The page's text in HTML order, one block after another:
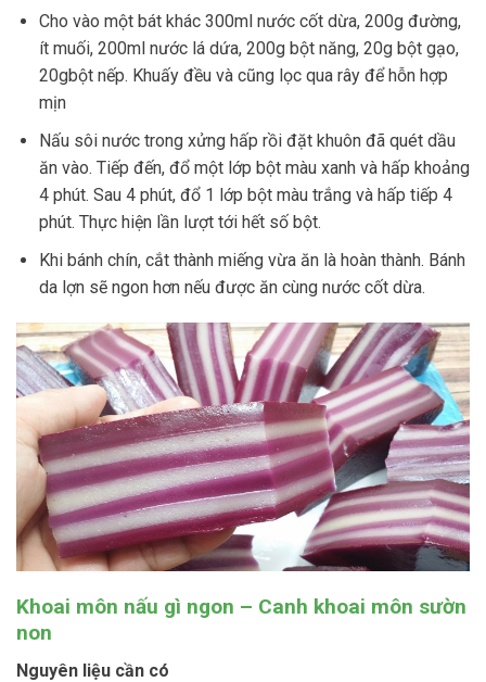
Cho vào một bát khác 300ml nước cốt dừa, 200g đường,
ít muối, 200ml nước lá dứa, 200g bột năng, 20g bột gạo,
20gbột nếp. Khuấy đều và cũng lọc qua rây để hỗn hợp
mịn
Nấu sôi nước trong xửng hấp rồi đặt khuôn đã quét dầu
ăn vào. Tiếp đến, đổ một lớp bột màu xanh và hấp khoảng
4 phút. Sau 4 phút, đổ 1 lớp bột màu trắng và hấp tiếp 4
phút. Thực hiện lần lượt tới hết số bột.
Khi bánh chín, cắt thành miếng vừa ăn là hoàn thành. Bánh
da lợn sẽ ngon hơn nếu được ăn cùng nước cốt dừa.
Khoai môn nấu gì ngon – Canh khoai môn sườn
non
Nguyên liệu cần có